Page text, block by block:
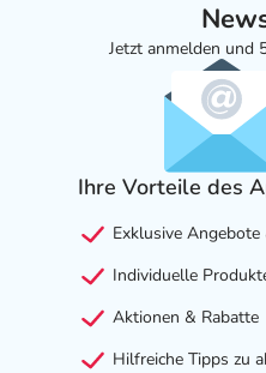
Jetzt anmelden und
Ihre Vorteile des
Exklusive Angebote
Individuelle
Aktionen & Rabatte
Hilfreiche Tipps zu